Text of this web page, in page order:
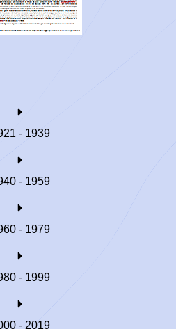
- 1939
- 1959
- 1979
- 1999
- 2019